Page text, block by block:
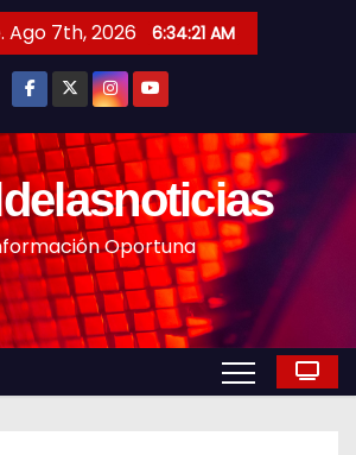
Ago 7th, 2026 6:34:23 AM
Oportuna